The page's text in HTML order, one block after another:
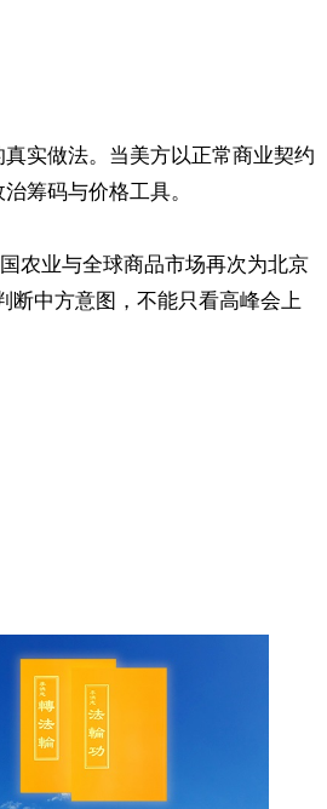
实做法。当美方以正常商业契约
筹码与价格工具。
农业与全球商品市场再次为北京
断中方意图，不能只看高峰会上